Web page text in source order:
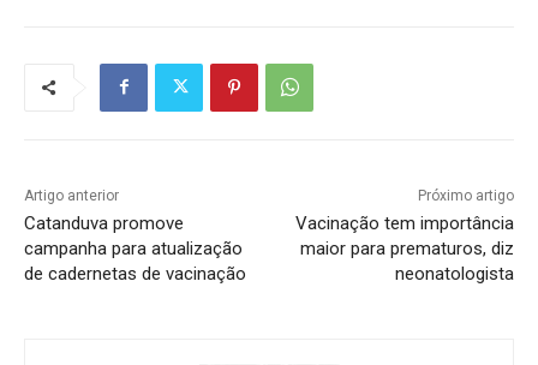
Artigo anterior
Catanduva promove
campanha para atualização
de cadernetas de vacinação
Próximo artigo
Vacinação tem importância
maior para prematuros, diz
neonatologista